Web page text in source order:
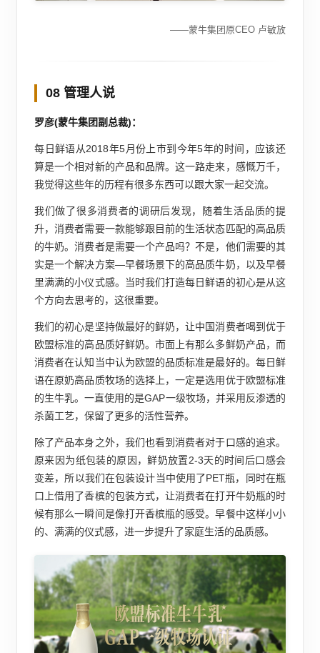
——蒙牛集团原CEO 卢敏放
08 管理人说
罗彦(蒙牛集团副总裁)：
每日鲜语从2018年5月份上市到今年5年的时间，应该还
算是一个相对新的产品和品牌。这一路走来，感慨万千，
我觉得这些年的历程有很多东西可以跟大家一起交流。
我们做了很多消费者的调研后发现，随着生活品质的提
升，消费者需要一款能够跟目前的生活状态匹配的高品质
的牛奶。消费者是需要一个产品吗？不是，他们需要的其
实是一个解决方案—早餐场景下的高品质牛奶，以及早餐
里满满的小仪式感。当时我们打造每日鲜语的初心是从这
个方向去思考的，这很重要。
我们的初心是坚持做最好的鲜奶，让中国消费者喝到优于
欧盟标准的高品质好鲜奶。市面上有那么多鲜奶产品，而
消费者在认知当中认为欧盟的品质标准是最好的。每日鲜
语在原奶高品质牧场的选择上，一定是选用优于欧盟标准
的生牛乳。一直使用的是GAP一级牧场，并采用反渗透的
杀菌工艺，保留了更多的活性营养。
除了产品本身之外，我们也看到消费者对于口感的追求。
原来因为纸包装的原因，鲜奶放置2-3天的时间后口感会
变差，所以我们在包装设计当中使用了PET瓶，同时在瓶
口上借用了香槟的包装方式，让消费者在打开牛奶瓶的时
候有那么一瞬间是像打开香槟瓶的感受。早餐中这样小小
的、满满的仪式感，进一步提升了家庭生活的品质感。